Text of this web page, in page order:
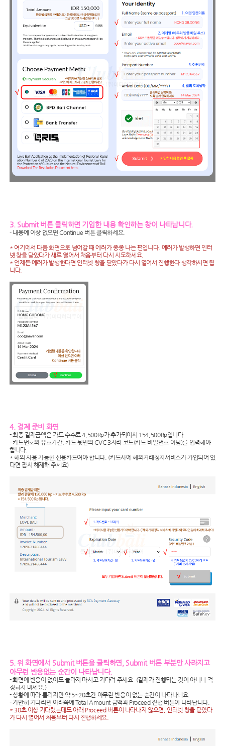
3. Submit 버튼 클릭하면 기입한 내용 확인하는 창이 나타납니다.
- 내용에 이상 없으면 Continue 버튼 클릭하세요.
* 여기에서 다음 화면으로 넘어갈 때 에러가 종종 나는 편입니다. 에러가 발생하면 인터
넷 창을 닫았다가 새로 열어서 처음부터 다시 시도하세요.
* 언제든 에러가 발생한다면 인터넷 창을 닫았다가 다시 열어서 진행한다 생각하시면 됩
니다.
4. 결제 준비 화면
- 최종 결제금액은 카드 수수료 4,500Rp가 추가되어서 154,500Rp입니다.
- 카드번호와 유효기간, 카드 뒷면의 CVC 3자리 코드(카드 비밀번호 아님)를 입력해야
합니다.
* 해외 사용 가능한 신용카드여야 합니다. (카드사에 해외거래정지서비스가 가입되어 있
다면 잠시 해제해 주세요)
5. 위 화면에서 Submit 버튼을 클릭하면, Submit 버튼 부분만 사라지고
아무런 반응없는 순간이 나타납니다.
- 화면에 반응이 없어도 놀라지 마시고 기다려 주세요. (결제가 진행되는 것이 아니니 걱
정하지 마세요.)
- 상황에 따라 틀리지만 약 5~20초간 아무런 반응이 없는 순간이 나타나네요.
- 가만히 기다리면 아래쪽에 Total Amount 금액과 Proceed 진행 버튼이 나타납니다.
* 30초 이상 기다렸는데도 아래 Proceed 버튼이 나타나지 않으면, 인터넷 창을 닫았다
가 다시 열어서 처음부터 다시 진행하세요.